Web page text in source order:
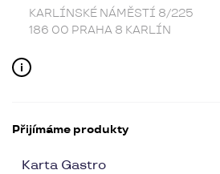
KARLÍNSKÉ NÁMĚSTÍ 8/225
186 00 PRAHA 8 KARLÍN
Přijímáme produkty
Karta Gastro